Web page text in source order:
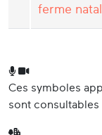
ferme
Ces symboles
sont consultables